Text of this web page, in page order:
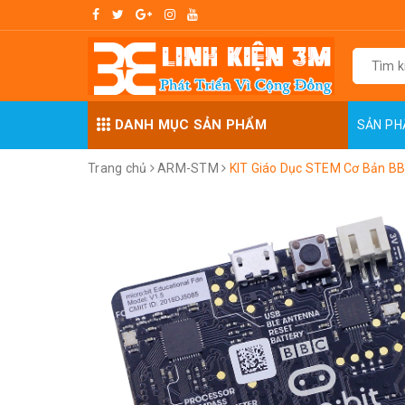
DANH MỤC SẢN PHẨM SẢN
Trang chủ ARM-STM KIT Giáo Dục STEM Cơ Bản